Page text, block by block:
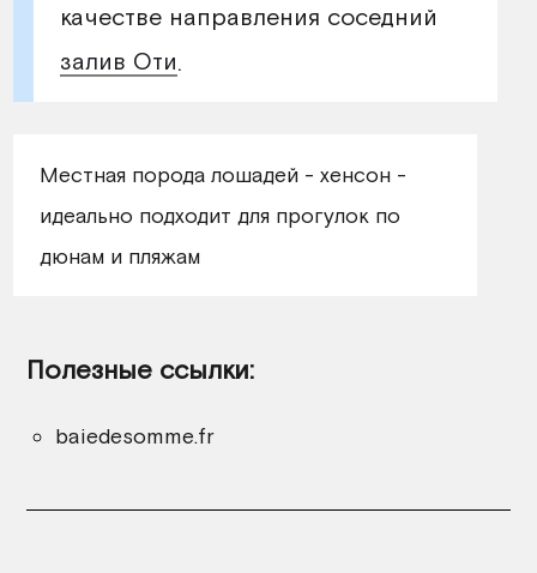
качестве направления соседний
залив Оти
Местная порода лошадей - хенсон -
идеально подходит для прогулок по
дюнам и пляжам
Полезные ссылки:
baiedesomme.fr